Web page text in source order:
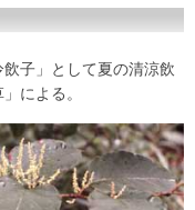
子」として夏の清涼飲
による。